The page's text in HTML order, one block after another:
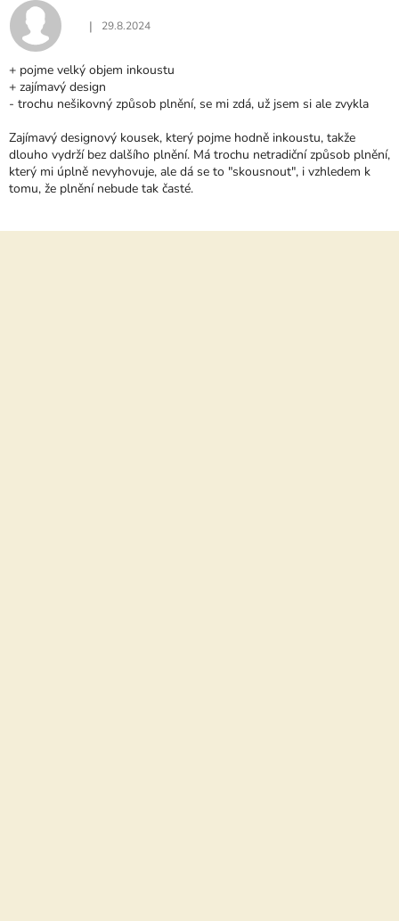
Hodnocení produktu je 5 z 5 hvězdiček.
| 29.8.2024
+ pojme velký objem inkoustu
+ zajímavý design
- trochu nešikovný způsob plnění, se mi zdá, už jsem si ale zvykla
Zajímavý designový kousek, který pojme hodně inkoustu, takže
dlouho vydrží bez dalšího plnění. Má trochu netradiční způsob plnění,
který mi úplně nevyhovuje, ale dá se to "skousnout", i vzhledem k
tomu, že plnění nebude tak časté.